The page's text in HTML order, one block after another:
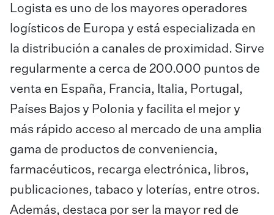
Logista es uno de los mayores operadores
logísticos de Europa y está especializada en
la distribución a canales de proximidad. Sirve
regularmente a cerca de 200.000 puntos de
venta en España, Francia, Italia, Portugal,
Países Bajos y Polonia y facilita el mejor y
más rápido acceso al mercado de una amplia
gama de productos de conveniencia,
farmacéuticos, recarga electrónica, libros,
publicaciones, tabaco y loterías, entre otros.
Además, destaca por ser la mayor red de